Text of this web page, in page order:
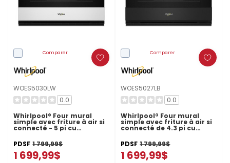
Comparer
WOES5030LW
0.0
Whirlpool® Four mural
simple avec friture à air si
connecté - 5 pi cu
WOES5030LW
PDSF 1 799,99$
1 699,99$
Comparer
WOES5027LB
0.0
Whirlpool® Four mural
simple avec friture à air si
connecté de 4.3 pi cu
PDSF 1 799,99$
1 699,99$